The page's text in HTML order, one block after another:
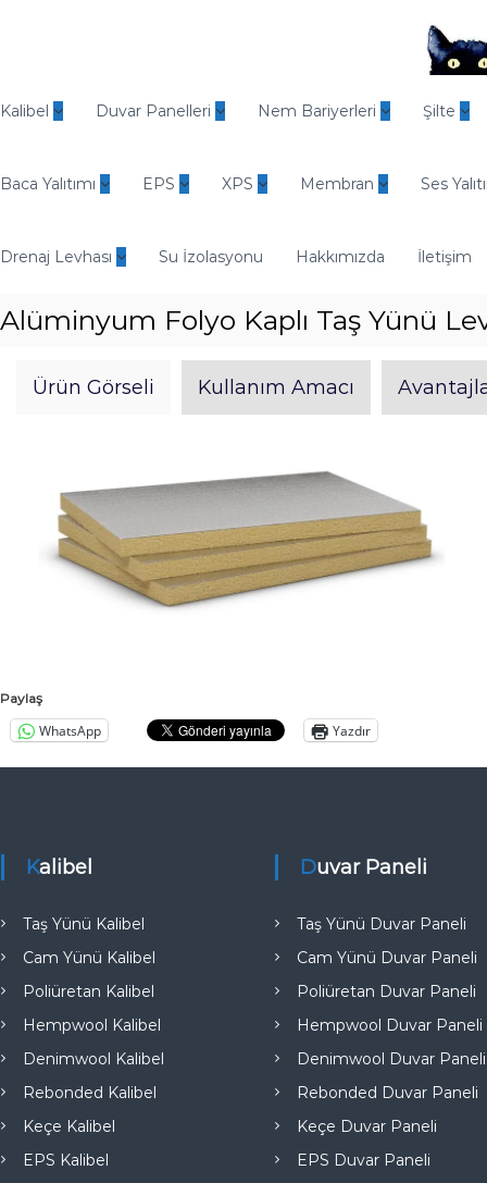
e
d
E
ü
t
n
k
a
r
y
Kalibel Duvar Panelleri Nem Bariyerleri Şilte
Baca Yalıtımı EPS XPS Membran Ses
Drenaj Levhası Su İzolasyonu Hakkımızda İletişim
Alüminyum Folyo Kaplı Taş Yünü
Ürün Görseli Kullanım Amacı
Paylaş
WhatsApp Yazdır
Kalibel
Taş Yünü Kalibel
Cam Yünü Kalibel
Poliüretan Kalibel
Hempwool Kalibel
Denimwool Kalibel
Rebonded Kalibel
Keçe Kalibel
EPS Kalibel
Duvar Paneli
Taş Yünü Duvar Paneli
Cam Yünü Duvar Paneli
Poliüretan Duvar Paneli
Hempwool Duvar Paneli
Denimwool Duvar Paneli
Rebonded Duvar Paneli
Keçe Duvar Paneli
EPS Duvar Paneli